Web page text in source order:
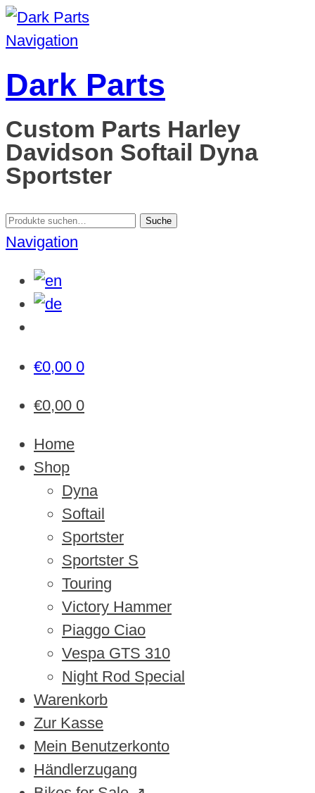
Navigation
Dark Parts
Custom Parts Harley
Davidson Softail Dyna
Sportster
Suche
nach:
Suche
Navigation
€0,00 0
€0,00 0
Home
Shop
Dyna
Softail
Sportster
Sportster S
Touring
Victory Hammer
Piaggo Ciao
Vespa GTS 310
Night Rod Special
Warenkorb
Zur Kasse
Mein Benutzerkonto
Händlerzugang